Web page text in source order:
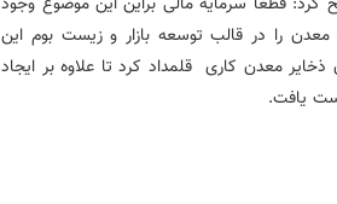
معدن را در قالب توسعه بازار و زیست بوم این
ذخایر معدن کاری قلمداد کرد تا علاوه بر ایجاد
یافت.